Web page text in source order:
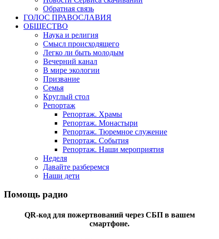
Обратная связь
ГОЛОС ПРАВОСЛАВИЯ
ОБЩЕСТВО
Наука и религия
Смысл происходящего
Легко ли быть молодым
Вечерний канал
В мире экологии
Призвание
Семья
Круглый стол
Репортаж
Репортаж. Храмы
Репортаж. Монастыри
Репортаж. Тюремное служение
Репортаж. События
Репортаж. Наши мероприятия
Неделя
Давайте разберемся
Наши дети
Помощь радио
QR-код для пожертвований через СБП в вашем
смартфоне.